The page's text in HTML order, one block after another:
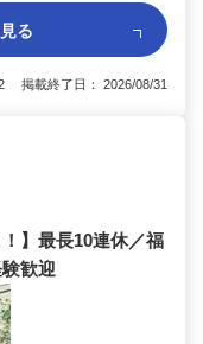
る
掲載終了日： 2026/08/31
】最長10連休／福
歓迎